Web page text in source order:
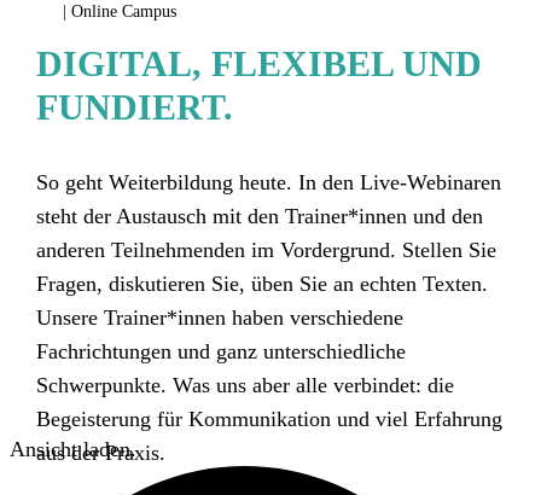
Online Campus
DIGITAL, FLEXIBEL UND
FUNDIERT.
So geht Weiterbildung heute. In den Live-Webinaren
steht der Austausch mit den Trainer*innen und den
anderen Teilnehmenden im Vordergrund. Stellen Sie
Fragen, diskutieren Sie, üben Sie an echten Texten.
Unsere Trainer*innen haben verschiedene
Fachrichtungen und ganz unterschiedliche
Schwerpunkte. Was uns aber alle verbindet: die
Begeisterung für Kommunikation und viel Erfahrung
aus der Praxis.
Ansicht laden.